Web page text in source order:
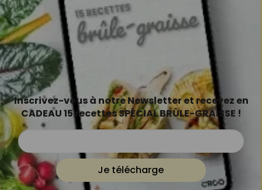
Inscrivez-vous à notre Newsletter et recevez en
CADEAU 15 recettes SPÉCIAL BRÛLE-GRAISSE !
Je télécharge